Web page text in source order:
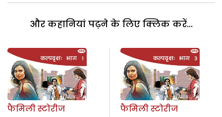
और कहानियां पढ़ने के लिए क्लिक करें...
फैमिली स्टोरीज
फैमिली स्टोरीज